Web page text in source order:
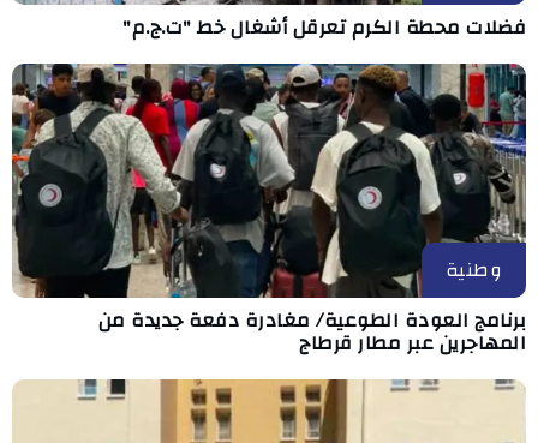
فضلات محطة الكرم تعرقل أشغال خط "ت.ج.م"
وطنية
برنامج العودة الطوعية/ مغادرة دفعة جديدة من
المهاجرين عبر مطار قرطاج